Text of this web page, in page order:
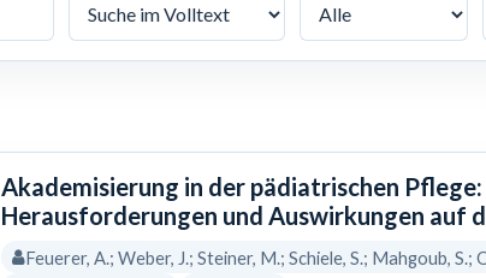
Akademisierung in der pädiatrischen Pflege:
Herausforderungen und Auswirkungen auf
Feuerer, A.; Weber, J.; Steiner, M.; Schiele, S.; Mahgoub, S.;